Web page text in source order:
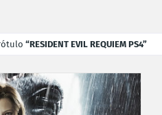
RESIDENT EVIL REQUIEM PS4